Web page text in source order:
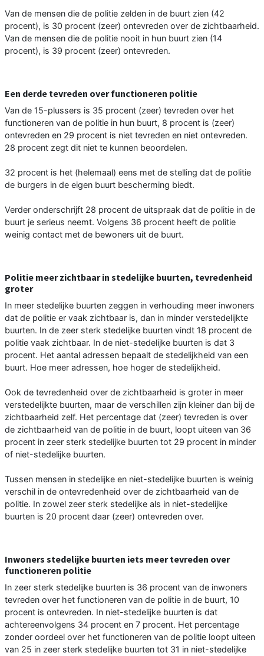
Van de mensen die de politie zelden in de buurt zien (42
procent), is 30 procent (zeer) ontevreden over de zichtbaarheid.
Van de mensen die de politie nooit in hun buurt zien (14
procent), is 39 procent (zeer) ontevreden.
Een derde tevreden over functioneren politie
Van de 15-plussers is 35 procent (zeer) tevreden over het
functioneren van de politie in hun buurt, 8 procent is (zeer)
ontevreden en 29 procent is niet tevreden en niet ontevreden.
28 procent zegt dit niet te kunnen beoordelen.
32 procent is het (helemaal) eens met de stelling dat de politie
de burgers in de eigen buurt bescherming biedt.
Verder onderschrijft 28 procent de uitspraak dat de politie in de
buurt je serieus neemt. Volgens 36 procent heeft de politie
weinig contact met de bewoners uit de buurt.
Politie meer zichtbaar in stedelijke buurten, tevredenheid
groter
In meer stedelijke buurten zeggen in verhouding meer inwoners
dat de politie er vaak zichtbaar is, dan in minder verstedelijkte
buurten. In de zeer sterk stedelijke buurten vindt 18 procent de
politie vaak zichtbaar. In de niet-stedelijke buurten is dat 3
procent. Het aantal adressen bepaalt de stedelijkheid van een
buurt. Hoe meer adressen, hoe hoger de stedelijkheid.
Ook de tevredenheid over de zichtbaarheid is groter in meer
verstedelijkte buurten, maar de verschillen zijn kleiner dan bij de
zichtbaarheid zelf. Het percentage dat (zeer) tevreden is over
de zichtbaarheid van de politie in de buurt, loopt uiteen van 36
procent in zeer sterk stedelijke buurten tot 29 procent in minder
of niet-stedelijke buurten.
Tussen mensen in stedelijke en niet-stedelijke buurten is weinig
verschil in de ontevredenheid over de zichtbaarheid van de
politie. In zowel zeer sterk stedelijke als in niet-stedelijke
buurten is 20 procent daar (zeer) ontevreden over.
Inwoners stedelijke buurten iets meer tevreden over
functioneren politie
In zeer sterk stedelijke buurten is 36 procent van de inwoners
tevreden over het functioneren van de politie in de buurt, 10
procent is ontevreden. In niet-stedelijke buurten is dat
achtereenvolgens 34 procent en 7 procent. Het percentage
zonder oordeel over het functioneren van de politie loopt uiteen
van 25 in zeer sterk stedelijke buurten tot 31 in niet-stedelijke